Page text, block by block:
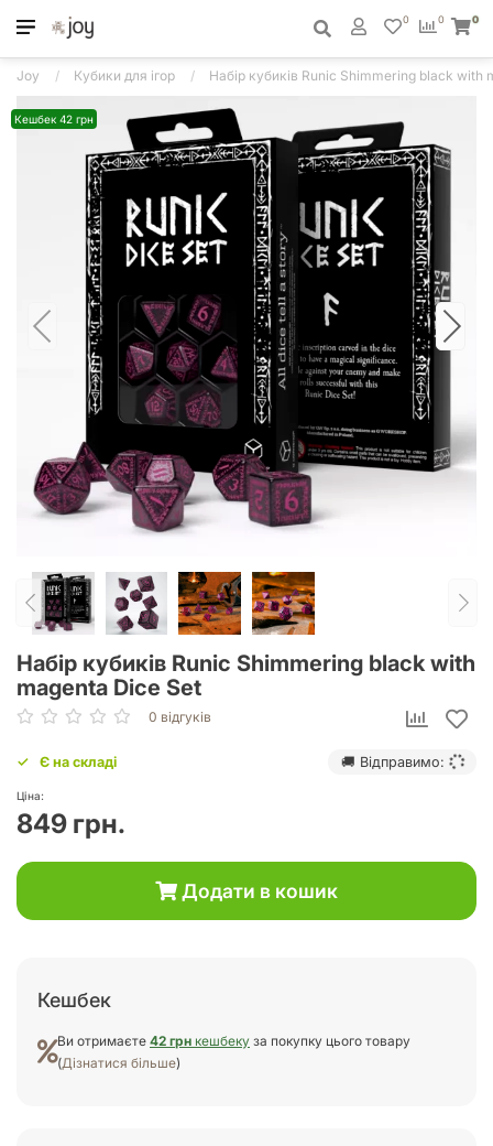
0
0 0
Joy Кубики для ігор Набір кубиків Runic Shimmering black with
Кешбек 42 грн
Набір кубиків Runic Shimmering black with
magenta Dice Set
0 відгуків
Є на складі 🚚 Відправимо:
Ціна:
849 грн.
Додати в кошик
Кешбек
Ви отримаєте 42 грн кешбеку за покупку цього товару
(Дізнатися більше)